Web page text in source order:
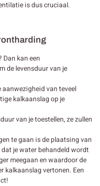
is dus cruciaal.
Dan kan een
de levensduur van je
van teveel
kalkaanslag op je
van je toestellen, ze zullen
te gaan is de plaatsing van
je water behandeld wordt
meegaan en waardoor de
kalkaanslag vertonen. Een